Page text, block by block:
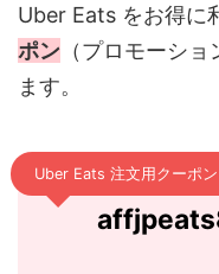
Uber Eats をお得に
ポン （プロモーシ
ます。
Uber Eats 注文用クーポン